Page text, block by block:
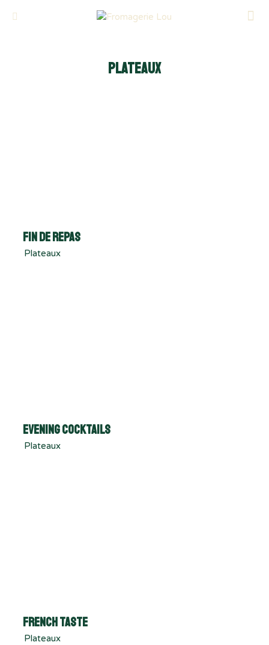
Plateaux
Fin de repas
Plateaux
Evening Cocktails
Plateaux
French Taste
Plateaux